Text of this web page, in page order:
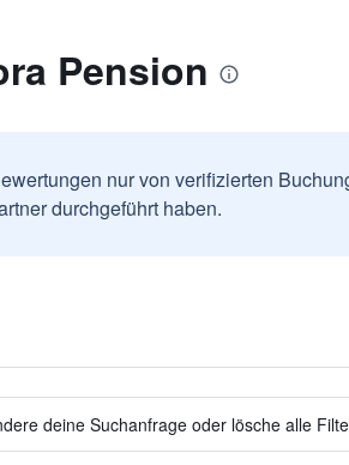
Pension
nur von verifizierten
durchgeführt haben.
deine Suchanfrage oder lösche alle